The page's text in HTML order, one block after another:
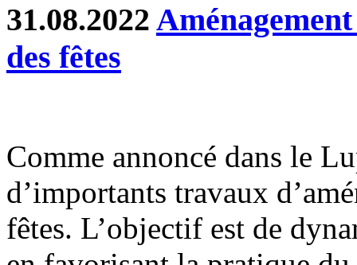
31.08.2022
des fêtes
Comme annoncé dans le
d’importants travaux
fêtes. L’objectif est de